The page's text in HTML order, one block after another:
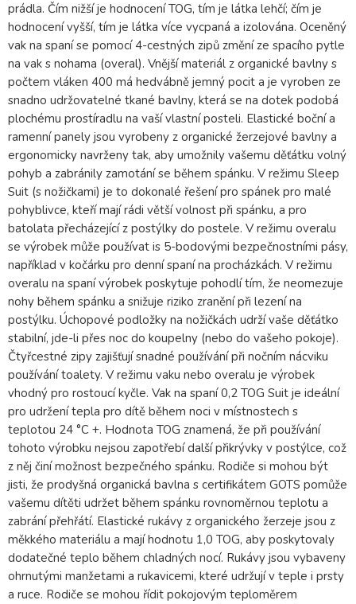
prádla. Čím nižší je hodnocení TOG, tím je látka lehčí; čím je
hodnocení vyšší, tím je látka více vycpaná a izolována. Oceněný
vak na spaní se pomocí 4-cestných zipů změní ze spacího pytle
na vak s nohama (overal). Vnější materiál z organické bavlny s
počtem vláken 400 má hedvábně jemný pocit a je vyroben ze
snadno udržovatelné tkané bavlny, která se na dotek podobá
plochému prostíradlu na vaší vlastní posteli. Elastické boční a
ramenní panely jsou vyrobeny z organické žerzejové bavlny a
ergonomicky navrženy tak, aby umožnily vašemu děťátku volný
pohyb a zabránily zamotání se během spánku. V režimu Sleep
Suit (s nožičkami) je to dokonalé řešení pro spánek pro malé
pohyblivce, kteří mají rádi větší volnost při spánku, a pro
batolata přecházející z postýlky do postele. V režimu overalu
se výrobek může používat is 5-bodovými bezpečnostními pásy,
například v kočárku pro denní spaní na procházkách. V režimu
overalu na spaní výrobek poskytuje pohodlí tím, že neomezuje
nohy během spánku a snižuje riziko zranění při lezení na
postýlku. Úchopové podložky na nožičkách udrží vaše děťátko
stabilní, jde-li přes noc do koupelny (nebo do vašeho pokoje).
Čtyřcestné zipy zajišťují snadné používání při nočním nácviku
používání toalety. V režimu vaku nebo overalu je výrobek
vhodný pro rostoucí kyčle. Vak na spaní 0,2 TOG Suit je ideální
pro udržení tepla pro dítě během noci v místnostech s
teplotou 24 °C +. Hodnota TOG znamená, že při používání
tohoto výrobku nejsou zapotřebí další přikrývky v postýlce, což
z něj činí možnost bezpečného spánku. Rodiče si mohou být
jisti, že prodyšná organická bavlna s certifikátem GOTS pomůže
vašemu dítěti udržet během spánku rovnoměrnou teplotu a
zabrání přehřátí. Elastické rukávy z organického žerzeje jsou z
měkkého materiálu a mají hodnotu 1,0 TOG, aby poskytovaly
dodatečné teplo během chladných nocí. Rukávy jsou vybaveny
ohrnutými manžetami a rukavicemi, které udržují v teple i prsty
a ruce. Rodiče se mohou řídit pokojovým teploměrem